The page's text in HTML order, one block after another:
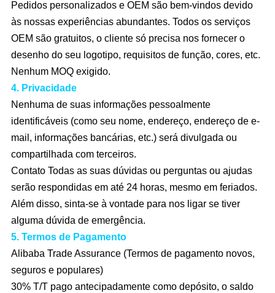
Pedidos personalizados e OEM são bem-vindos devido
às nossas experiências abundantes. Todos os serviços
OEM são gratuitos, o cliente só precisa nos fornecer o
desenho do seu logotipo, requisitos de função, cores, etc.
Nenhum MOQ exigido.
4. Privacidade
Nenhuma de suas informações pessoalmente
identificáveis (como seu nome, endereço, endereço de e-
mail, informações bancárias, etc.) será divulgada ou
compartilhada com terceiros.
Contato Todas as suas dúvidas ou perguntas ou ajudas
serão respondidas em até 24 horas, mesmo em feriados.
Além disso, sinta-se à vontade para nos ligar se tiver
alguma dúvida de emergência.
5. Termos de Pagamento
Alibaba Trade Assurance (Termos de pagamento novos,
seguros e populares)
30% T/T pago antecipadamente como depósito, o saldo